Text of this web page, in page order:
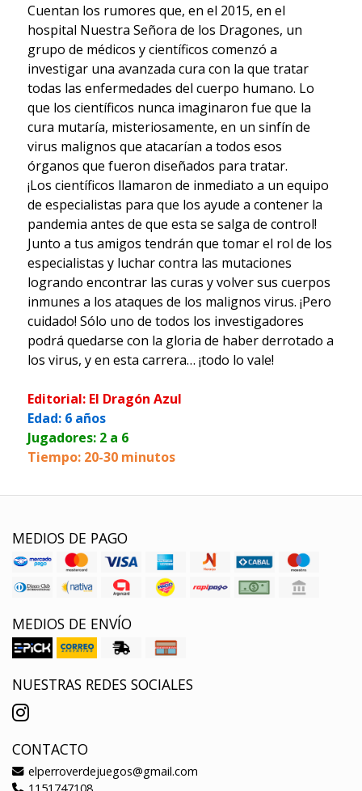
Cuentan los rumores que, en el 2015, en el
hospital Nuestra Señora de los Dragones, un
grupo de médicos y científicos comenzó a
investigar una avanzada cura con la que tratar
todas las enfermedades del cuerpo humano. Lo
que los científicos nunca imaginaron fue que la
cura mutaría, misteriosamente, en un sinfín de
virus malignos que atacarían a todos esos
órganos que fueron diseñados para tratar.
¡Los científicos llamaron de inmediato a un equipo
de especialistas para que los ayude a contener la
pandemia antes de que esta se salga de control!
Junto a tus amigos tendrán que tomar el rol de los
especialistas y luchar contra las mutaciones
logrando encontrar las curas y volver sus cuerpos
inmunes a los ataques de los malignos virus. ¡Pero
cuidado! Sólo uno de todos los investigadores
podrá quedarse con la gloria de haber derrotado a
los virus, y en esta carrera… ¡todo lo vale!
Editorial: El Dragón Azul
Edad: 6 años
Jugadores: 2 a 6
Tiempo: 20-30 minutos
MEDIOS DE PAGO
MEDIOS DE ENVÍO
NUESTRAS REDES SOCIALES
CONTACTO
elperroverdejuegos@gmail.com